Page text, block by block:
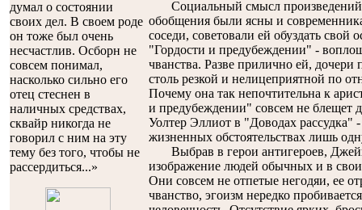
думал о состоянии
своих дел. В своем роде
он тоже был очень
несчастлив. Осборн не
совсем понимал,
насколько сильно его
отец стеснен в
наличных средствах,
сквайр никогда не
говорил с ним на эту
тему без того, чтобы не
рассердиться...»
Социальный смысл произведений
обобщения были ясны и
соседи, советовали ей обуздать
"Гордости и предубеждении" -
чванства. Разве прилично ей,
столь резкой и нелицеприятной по
Почему она так непочтительна к
и предубеждении" совсем не блещет
Уолтер Эллиот в "Доводах
жизненных обстоятельствах лишь
Выбрав в герои антигероев,
изображение людей обычных и в
Они совсем не отпетые негодяи, ее
чванство, эгоизм нередко